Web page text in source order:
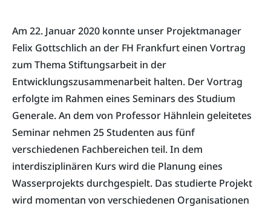
Am 22. Januar 2020 konnte unser Projektmanager
Felix Gottschlich an der FH Frankfurt einen Vortrag
zum Thema Stiftungsarbeit in der
Entwicklungszusammenarbeit halten. Der Vortrag
erfolgte im Rahmen eines Seminars des Studium
Generale. An dem von Professor Hähnlein geleitetes
Seminar nehmen 25 Studenten aus fünf
verschiedenen Fachbereichen teil. In dem
interdisziplinären Kurs wird die Planung eines
Wasserprojekts durchgespielt. Das studierte Projekt
wird momentan von verschiedenen Organisationen